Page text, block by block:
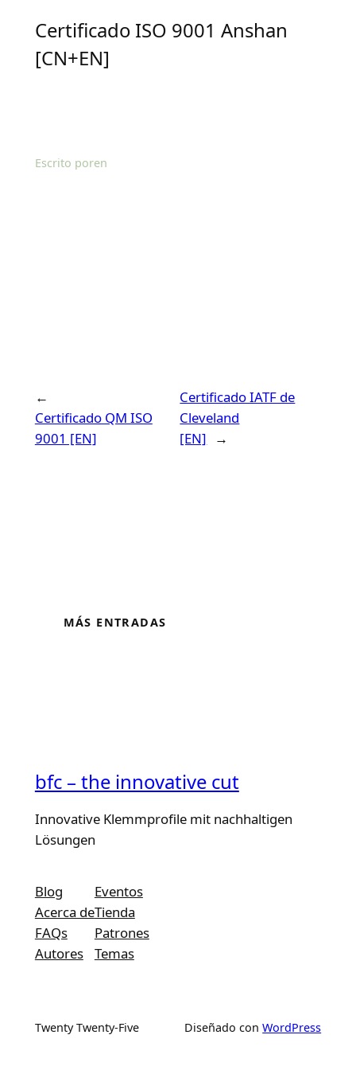
Certificado ISO 9001 Anshan
[CN+EN]
Escrito poren
←
Certificado QM ISO
9001 [EN]
Certificado IATF de
Cleveland
[EN]
→
MÁS ENTRADAS
bfc – the innovative cut
Innovative Klemmprofile mit nachhaltigen
Lösungen
Blog
Acerca de
FAQs
Autores
Eventos
Tienda
Patrones
Temas
Twenty Twenty-Five Diseñado conWordPress